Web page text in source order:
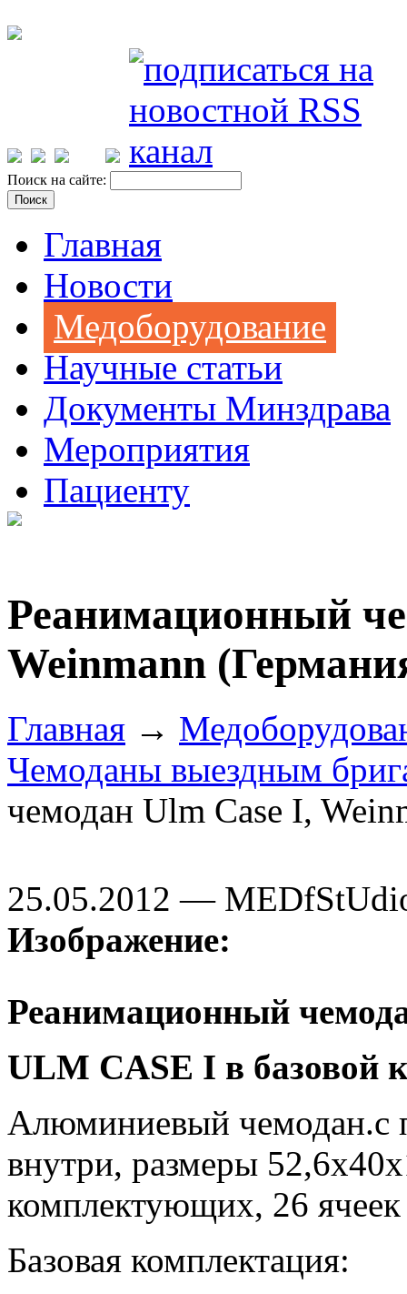
Поиск на сайте:
Главная
Новости
Медоборудование
Научные статьи
Документы Минздрава
Мероприятия
Пациенту
Реанимационный
Weinmann
Главная →
Чемоданы выездным
чемодан Ulm Case I,
25.05.2012 —
Изображение:
Реанимационный
ULM CASE I в базовой
Алюминиевый чемодан.c
внутри, размеры
комплектующих, 26
Базовая комплектация: